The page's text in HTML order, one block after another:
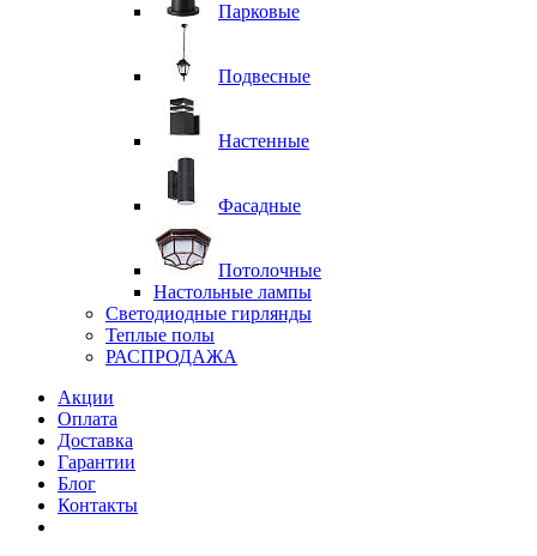
Парковые
Подвесные
Настенные
Фасадные
Потолочные
Настольные лампы
Светодиодные гирлянды
Теплые полы
РАСПРОДАЖА
Акции
Оплата
Доставка
Гарантии
Блог
Контакты